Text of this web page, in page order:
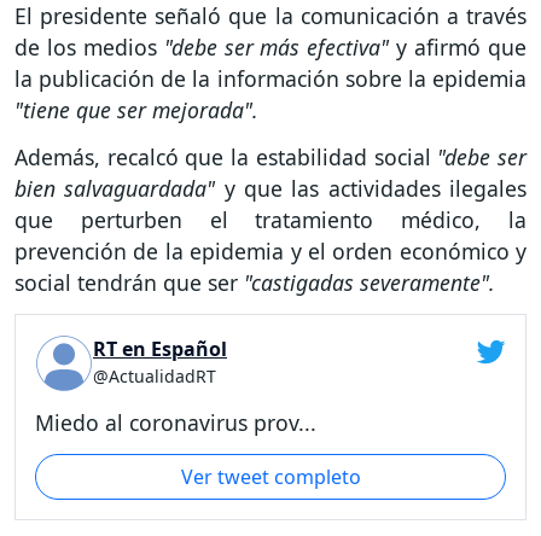
El presidente señaló que la comunicación a través
de los medios"debe ser más efectiva"y afirmó que
la publicación de la información sobre la epidemia
"tiene que ser mejorada".
Además, recalcó que la estabilidad social "debe ser
bien salvaguardada"y que las actividades ilegales
que perturben el tratamiento médico, la
prevención de la epidemia y el orden económico y
social tendrán que ser "castigadas severamente".
RT en Español
@ActualidadRT
Miedo al coronavirus prov...
Ver tweet completo